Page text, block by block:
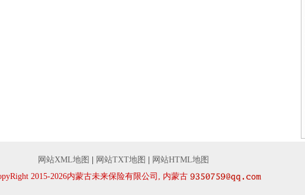
网站XML地图 网站TXT地图
网站HTML地图
2015-2026内蒙古未来保险有限公司, 内蒙古